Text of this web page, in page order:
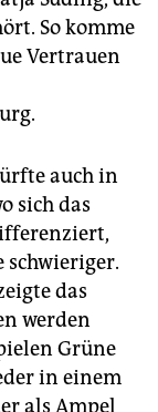
So komme
Vertrauen
auch in
sich das
schwieriger.
das
werden
Grüne
in einem
als Ampel